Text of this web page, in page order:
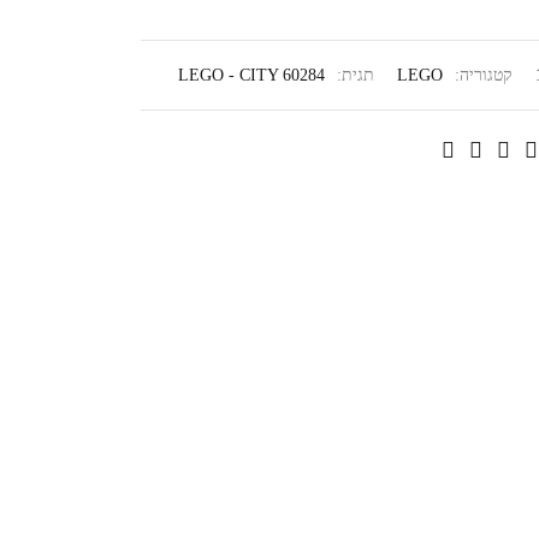
קטגוריה: LEGO תגית: LEGO - CITY 60284